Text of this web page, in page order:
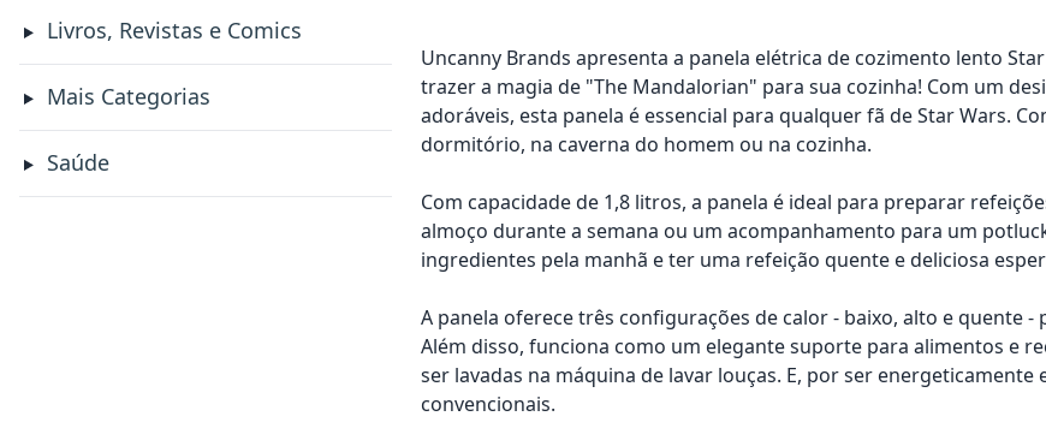
Livros, Revistas e Comics
Mais Categorias
Saúde
Uncanny Brands apresenta a panela elétrica de cozimento lento
trazer a magia de "The Mandalorian" para sua cozinha! Com um
adoráveis, esta panela é essencial para qualquer fã de Star Wars.
dormitório, na caverna do homem ou na cozinha.
Com capacidade de 1,8 litros, a panela é ideal para preparar
almoço durante a semana ou um acompanhamento para um
ingredientes pela manhã e ter uma refeição quente e deliciosa
A panela oferece três configurações de calor - baixo, alto e quente
Além disso, funciona como um elegante suporte para alimentos e
ser lavadas na máquina de lavar louças. E, por ser
convencionais.